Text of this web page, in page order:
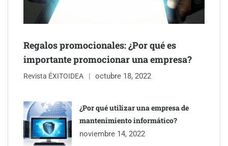
Última llamada: los destinos con las mayores caídas de precios
Regalos promocionales: ¿Por qué es
importante promocionar una empresa?
Revista ÉXITOIDEA octubre 18, 2022
¿Por qué utilizar una empresa de
mantenimiento informático?
noviembre 14, 2022